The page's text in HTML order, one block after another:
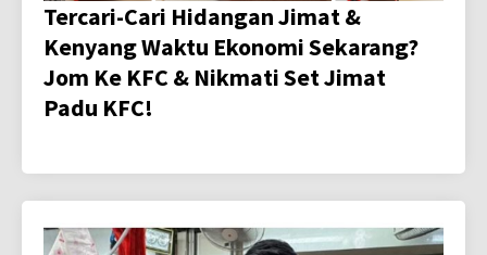
Tercari-Cari Hidangan Jimat &
Kenyang Waktu Ekonomi Sekarang?
Jom Ke KFC & Nikmati Set Jimat
Padu KFC!